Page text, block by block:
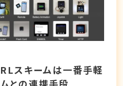
スキームは一番手軽